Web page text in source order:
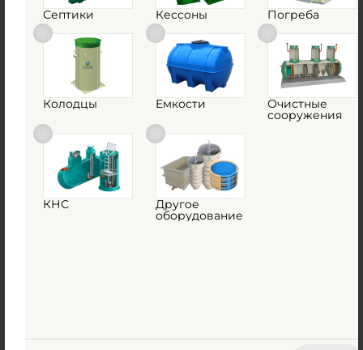
Емкость ГРИНЛОС 50 м3 горизонтальная
цилиндрическая подземная
Объем:
7.5х3х3 м
1 897 000руб.
Септики Кессоны Погреба
Колодцы Емкости Очистные
сооружения
КНС Другое
оборудование